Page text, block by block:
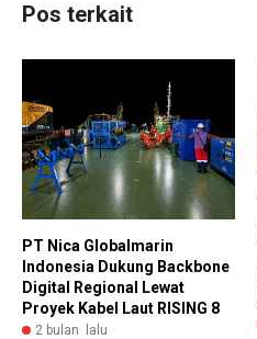
Pos terkait
PT Nica Globalmarin
Indonesia Dukung Backbone
Digital Regional Lewat
Proyek Kabel Laut RISING 8
2 bulan lalu